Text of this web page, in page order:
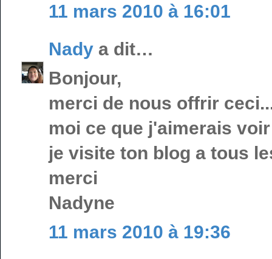
11 mars 2010 à 16:01
Nady a dit…
Bonjour,
merci de nous offrir
moi ce que j'aimerais
je visite ton blog a tous
merci
Nadyne
11 mars 2010 à 19:36